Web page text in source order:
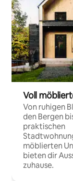
Voll
Von ruhigen
den Bergen
praktischen
möblierten
bieten dir
zuhause.